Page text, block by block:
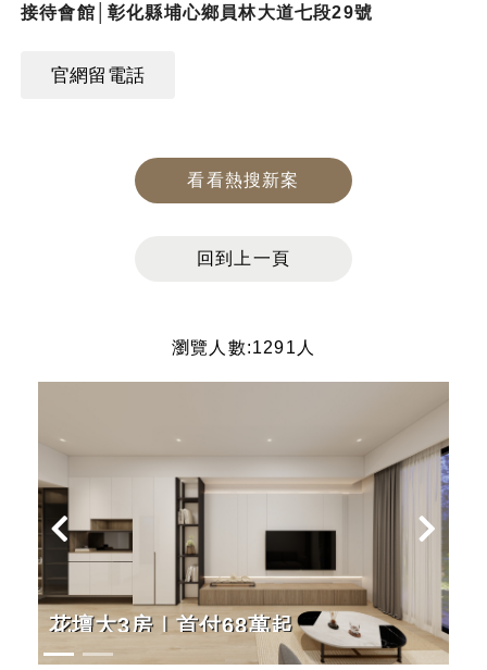
接待會館│彰化縣埔⼼鄉員林⼤道七段29號
官網留電話
看看熱搜新案
回到上一頁
瀏覽人數:1291人
花壇大3房｜首付68萬起